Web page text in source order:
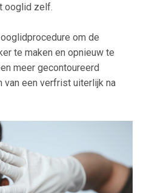
ooglid zelf.
om de
te maken en opnieuw te
meer gecontoureerd
van een verfrist uiterlijk na